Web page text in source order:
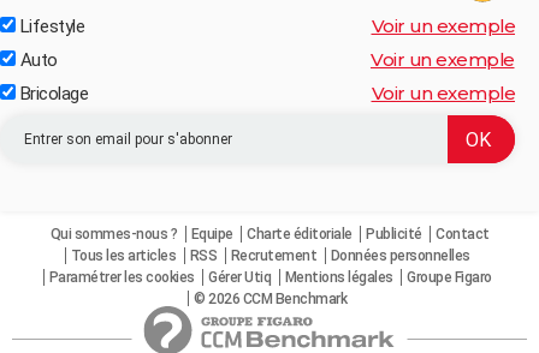
Lifestyle Voir un exemple
Auto Voir un exemple
Bricolage Voir un exemple
Qui sommes-nous ? Equipe Charte éditoriale Publicité
Contact
Tous les articles
RSS Recrutement
Données personnelles
Paramétrer les cookies
Gérer Utiq Mentions légales
Groupe Figaro
© 2026 CCM Benchmark